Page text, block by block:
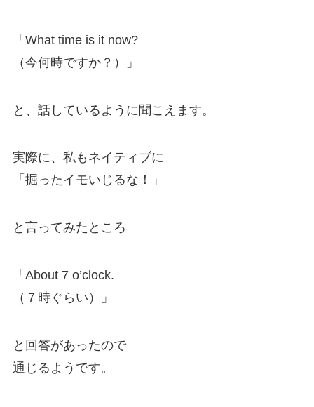
「What time is it now?
（今何時ですか？）」
と、話しているように聞こえます。
実際に、私もネイティブに
「掘ったイモいじるな！」
と言ってみたところ
「About 7 o’clock.
（７時ぐらい）」
と回答があったので
通じるようです。